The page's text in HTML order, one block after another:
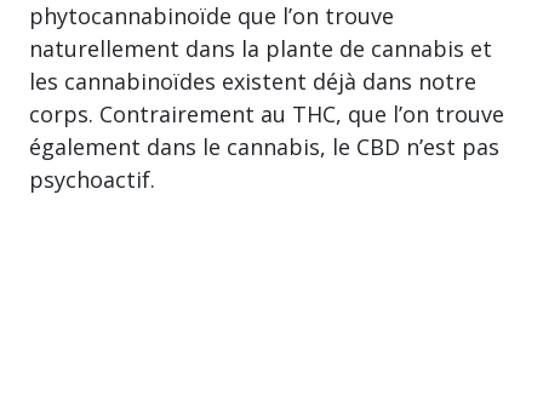
phytocannabinoïde que l’on trouve
naturellement dans la plante de cannabis et
les cannabinoïdes existent déjà dans notre
corps. Contrairement au THC, que l’on trouve
également dans le cannabis, le CBD n’est pas
psychoactif.